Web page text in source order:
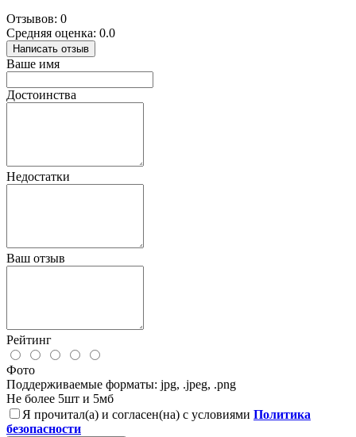
Отзывов: 0
Средняя оценка: 0.0
Написать отзыв
Ваше имя
Достоинства
Недостатки
Ваш отзыв
Рейтинг
Фото
Поддерживаемые форматы: jpg, .jpeg, .png
Не более 5шт и 5мб
Я прочитал(а) и согласен(на) с условиями Политика
безопасности